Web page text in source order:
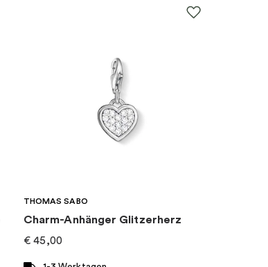
THOMAS SABO
Charm-Anhänger Glitzerherz
€ 45,00